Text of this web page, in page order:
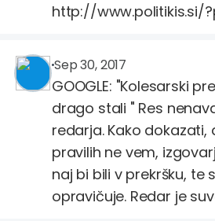
http://www.politikis.si/
Repinec
@Repinec
Sep 30, 2017
GOOGLE: "Kolesarski
drago stali " Res
redarja. Kako dokazati,
pravilih ne vem,
naj bi bili v prekršku, te
opravičuje. Redar je